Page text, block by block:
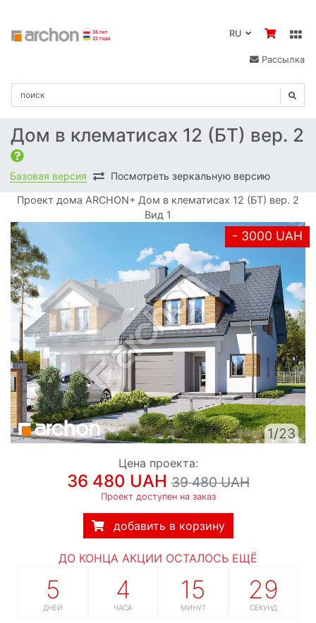
Рассылка
Дом в клематисах 12 (БТ) вер. 2
Базовая версия Посмотреть зеркальную версию
Проект дома ARCHON+ Дом в клематисах 12 (БТ) вер. 2
Вид 1
- 3000 UAH
1/23
Цена проекта:
36 480 UAH39 480 UAH
Проект доступен на заказ
добавить в корзину
ДО КОНЦА АКЦИИ ОСТАЛОСЬ ЕЩЁ
5
ДНЕЙ
4
ЧАСА
15
МИНУТ
28
СЕКУНД